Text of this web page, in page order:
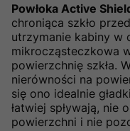
Powłoka Active
chroniąca szkło
utrzymanie kabiny w
mikrocząsteczkowa
powierzchnię szkła.
nierówności na
się ono idealnie
łatwiej spływają, nie
powierzchni i nie